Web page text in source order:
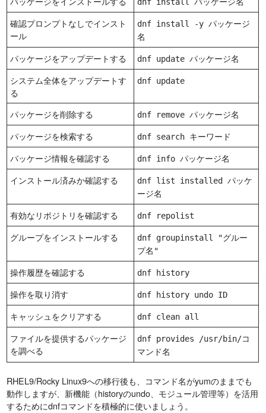
確認プロンプトなしでインスト
ール
dnf install -y パッケージ
名
パッケージをアップデートする dnf update パッケージ名
システム全体をアップデートす
る
dnf update
パッケージを削除する dnf remove パッケージ名
パッケージを検索する dnf search キーワード
パッケージ情報を確認する dnf info パッケージ名
インストール済みか確認する
dnf list installed パッケ
ージ名
有効なリポジトリを確認する dnf repolist
グループをインストールする
dnf groupinstall "グルー
プ名"
操作履歴を確認する dnf history
操作を取り消す dnf history undo ID
キャッシュをクリアする dnf clean all
ファイルを提供するパッケージ
を調べる
dnf provides /usr/bin/コ
マンド名
RHEL9/Rocky Linux9への移行後も、コマンド名がyumのままでも
動作しますが、新機能（historyのundo、モジュール管理等）を活用
するためにdnfコマンドを積極的に使いましょう。